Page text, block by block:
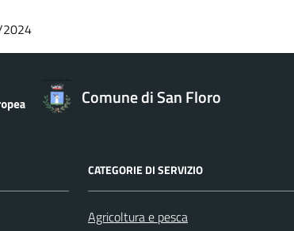
2024
Comune di San Floro
CATEGORIE DI SERVIZIO
Agricoltura e pesca